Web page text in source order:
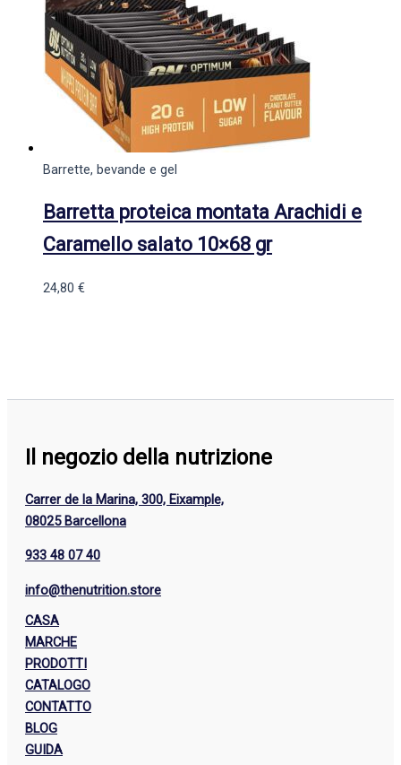
Barrette, bevande e gel
Barretta proteica montata Arachidi e
Caramello salato 10×68 gr
24,80 €
Il negozio della nutrizione
Carrer de la Marina, 300, Eixample,
08025 Barcellona
933 48 07 40
info@thenutrition.store
CASA
MARCHE
PRODOTTI
CATALOGO
CONTATTO
BLOG
GUIDA